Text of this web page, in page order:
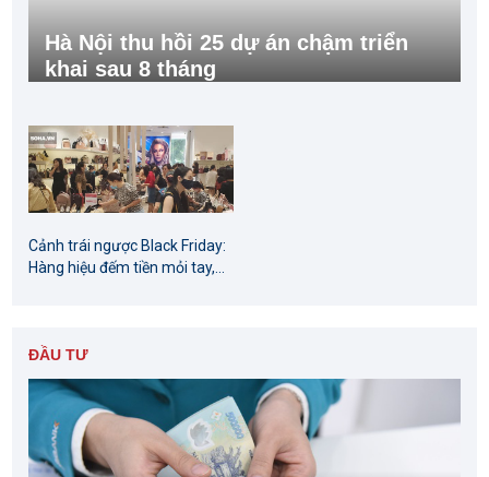
Hà Nội thu hồi 25 dự án chậm triển
khai sau 8 tháng
Cảnh trái ngược Black Friday:
Hàng hiệu đếm tiền mỏi tay,...
ĐẦU TƯ